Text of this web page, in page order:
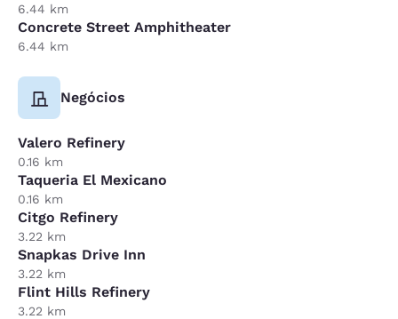
6.44 km
Concrete Street Amphitheater
6.44 km
Negócios
Valero Refinery
0.16 km
Taqueria El Mexicano
0.16 km
Citgo Refinery
3.22 km
Snapkas Drive Inn
3.22 km
Flint Hills Refinery
3.22 km